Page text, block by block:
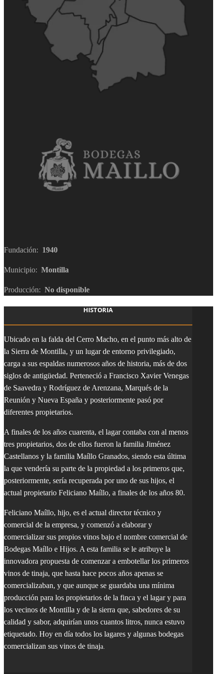
Fundación: 1940
Municipio: Montilla
Producción: No disponible
HISTORIA
Ubicado en la falda del Cerro Macho, en el punto más alto de
la Sierra de Montilla, y un lugar de entorno privilegiado,
carga a sus espaldas numerosos años de historia, más de dos
siglos de antigüedad. Perteneció a Francisco Xavier Venegas
de Saavedra y Rodríguez de Arenzana, Marqués de la
Reunión y Nueva España y posteriormente pasó por
diferentes propietarios.
A finales de los años cuarenta, el lagar contaba con al menos
tres propietarios, dos de ellos fueron la familia Jiménez
Castellanos y la familia Maíllo Granados, siendo esta última
la que vendería su parte de la propiedad a los primeros que,
posteriormente, sería recuperada por uno de sus hijos, el
actual propietario Feliciano Maíllo, a finales de los años 80.
Feliciano Maíllo, hijo, es el actual director técnico y
comercial de la empresa, y comenzó a elaborar y
comercializar sus propios vinos bajo el nombre comercial de
Bodegas Maíllo e Hijos. A esta familia se le atribuye la
innovadora propuesta de comenzar a embotellar los primeros
vinos de tinaja, que hasta hace pocos años apenas se
comercializaban, y que aunque se guardaba una mínima
producción para los propietarios de la finca y el lagar y para
los vecinos de Montilla y de la sierra que, sabedores de su
calidad y sabor, adquirían unos cuantos litros, nunca estuvo
etiquetado. Hoy en día todos los lagares y algunas bodegas
comercializan sus vinos de tinaja.